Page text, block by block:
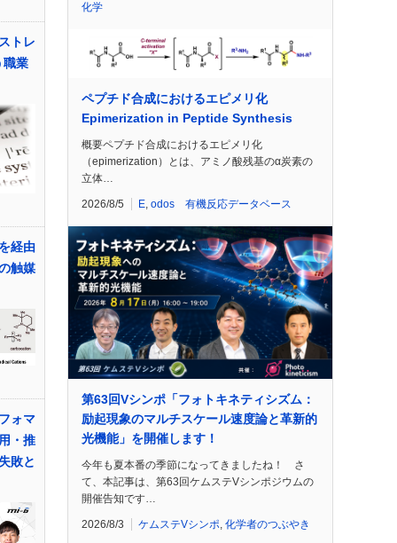
トレ
職業
経由
触媒
ォマ
・推
敗と
化学
ペプチド合成におけるエピメリ化
Epimerization in Peptide Synthesis
概要ペプチド合成におけるエピメリ化
（epimerization）とは、アミノ酸残基のα炭素の
立体…
2026/8/5 E, odos 有機反応データベース
第63回Vシンポ「フォトキネティシズム：
励起現象のマルチスケール速度論と革新的
光機能」を開催します！
今年も夏本番の季節になってきましたね！ さ
て、本記事は、第63回ケムステVシンポジウムの
開催告知です…
2026/8/3 ケムステVシンポ 化学者のつぶやき